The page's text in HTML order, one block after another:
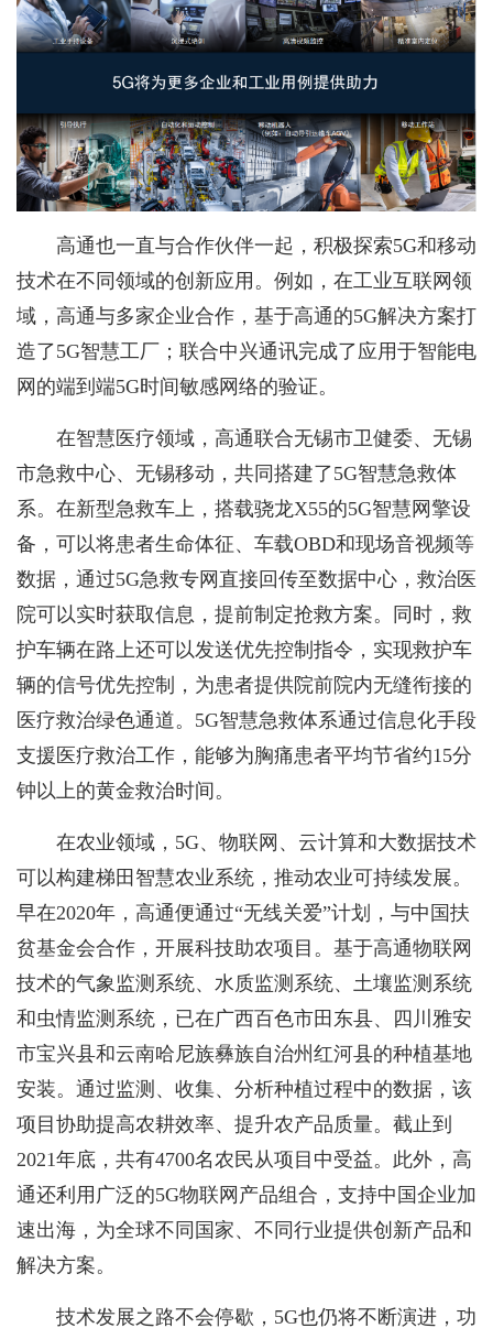
高通也一直与合作伙伴一起，积极探索5G和移动
技术在不同领域的创新应用。例如，在工业互联网领
域，高通与多家企业合作，基于高通的5G解决方案打
造了5G智慧工厂；联合中兴通讯完成了应用于智能电
网的端到端5G时间敏感网络的验证。
在智慧医疗领域，高通联合无锡市卫健委、无锡
市急救中心、无锡移动，共同搭建了5G智慧急救体
系。在新型急救车上，搭载骁龙X55的5G智慧网擎设
备，可以将患者生命体征、车载OBD和现场音视频等
数据，通过5G急救专网直接回传至数据中心，救治医
院可以实时获取信息，提前制定抢救方案。同时，救
护车辆在路上还可以发送优先控制指令，实现救护车
辆的信号优先控制，为患者提供院前院内无缝衔接的
医疗救治绿色通道。5G智慧急救体系通过信息化手段
支援医疗救治工作，能够为胸痛患者平均节省约15分
钟以上的黄金救治时间。
在农业领域，5G、物联网、云计算和大数据技术
可以构建梯田智慧农业系统，推动农业可持续发展。
早在2020年，高通便通过“无线关爱”计划，与中国扶
贫基金会合作，开展科技助农项目。基于高通物联网
技术的气象监测系统、水质监测系统、土壤监测系统
和虫情监测系统，已在广西百色市田东县、四川雅安
市宝兴县和云南哈尼族彝族自治州红河县的种植基地
安装。通过监测、收集、分析种植过程中的数据，该
项目协助提高农耕效率、提升农产品质量。截止到
2021年底，共有4700名农民从项目中受益。此外，高
通还利用广泛的5G物联网产品组合，支持中国企业加
速出海，为全球不同国家、不同行业提供创新产品和
解决方案。
技术发展之路不会停歇，5G也仍将不断演进，功